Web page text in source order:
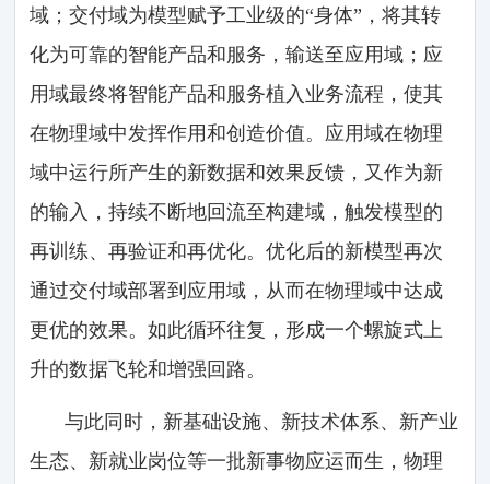
域；交付域为模型赋予工业级的“身体”，将其转
化为可靠的智能产品和服务，输送至应用域；应
用域最终将智能产品和服务植入业务流程，使其
在物理域中发挥作用和创造价值。应用域在物理
域中运行所产生的新数据和效果反馈，又作为新
的输入，持续不断地回流至构建域，触发模型的
再训练、再验证和再优化。优化后的新模型再次
通过交付域部署到应用域，从而在物理域中达成
更优的效果。如此循环往复，形成一个螺旋式上
升的数据飞轮和增强回路。
与此同时，新基础设施、新技术体系、新产业
生态、新就业岗位等一批新事物应运而生，物理